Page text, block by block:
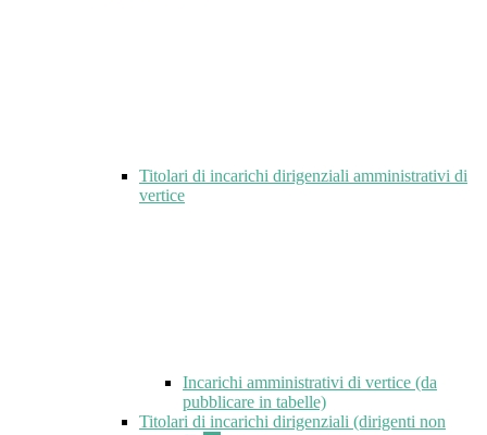
Titolari di incarichi dirigenziali amministrativi di
vertice
Incarichi amministrativi di vertice (da
pubblicare in tabelle)
Titolari di incarichi dirigenziali (dirigenti non